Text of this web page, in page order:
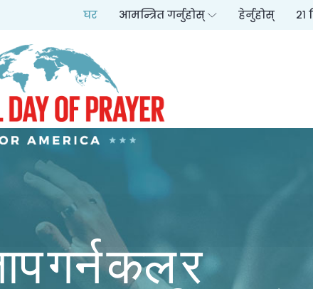
घर आमन्त्रित गर्नुहोस् हेर्नुहोस् २१
गर्न कल र